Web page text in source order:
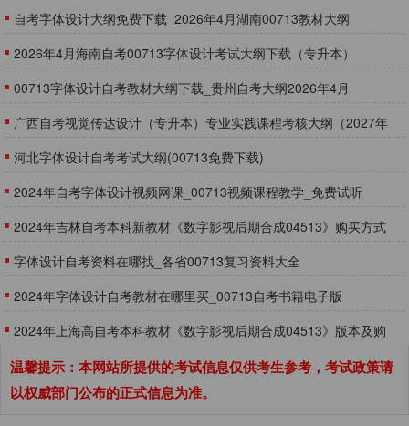
自考字体设计大纲免费下载_2026年4月湖南00713教材大纲
2026年4月海南自考00713字体设计考试大纲下载（专升本）
00713字体设计自考教材大纲下载_贵州自考大纲2026年4月
广西自考视觉传达设计（专升本）专业实践课程考核大纲（2027年
版）
河北字体设计自考考试大纲(00713免费下载)
2024年自考字体设计视频网课_00713视频课程教学_免费试听
2024年吉林自考本科新教材《数字影视后期合成04513》购买方式
字体设计自考资料在哪找_各省00713复习资料大全
2024年字体设计自考教材在哪里买_00713自考书籍电子版
2024年上海高自考本科教材《数字影视后期合成04513》版本及购
买网址
温馨提示：本网站所提供的考试信息仅供考生参考，考试政策请
以权威部门公布的正式信息为准。